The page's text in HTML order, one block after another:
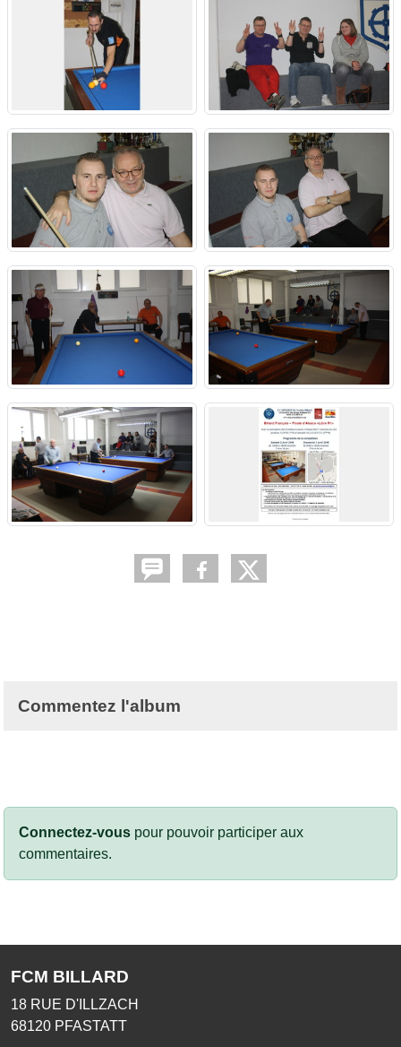
Commentez l'album
Connectez-vous pour pouvoir participer aux
commentaires.
FCM BILLARD
18 RUE D'ILLZACH
68120 PFASTATT